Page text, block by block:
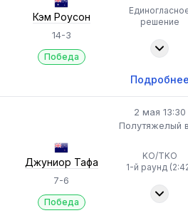
Кэм Роусон
14-3
Победа
решение
Подробнее
2 мая 13:30
Полутяжелый
Джуниор Тафа
7-6
Победа
KO/TKO
1-й раунд